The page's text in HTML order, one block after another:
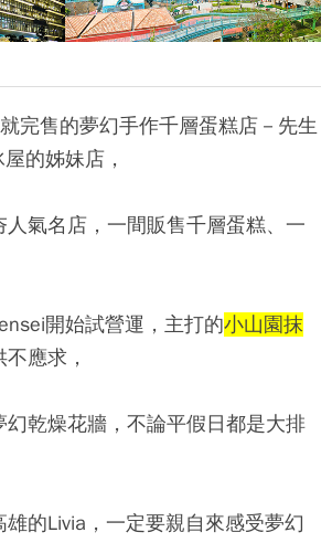
完售的夢幻手作千層蛋糕店－先生
的姊妹店，
人氣名店，一間販售千層蛋糕、一
開始試營運，主打的小山園抹
應求，
幻乾燥花牆，不論平假日都是大排
的Livia，一定要親自來感受夢幻